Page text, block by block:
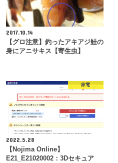
2017.10.14
【グロ注意】釣ったアキアジ鮭の
身にアニサキス【寄生虫】
家電
2022.5.28
【Nojima Online】
E21_E21020002：3Dセキュア